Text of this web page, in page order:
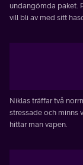
undangömda paket.
vill bli av med sitt
Niklas träffar två
stressade och minns
hittar man vapen.